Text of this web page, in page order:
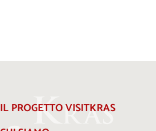
IL PROGETTO VISITKRAS